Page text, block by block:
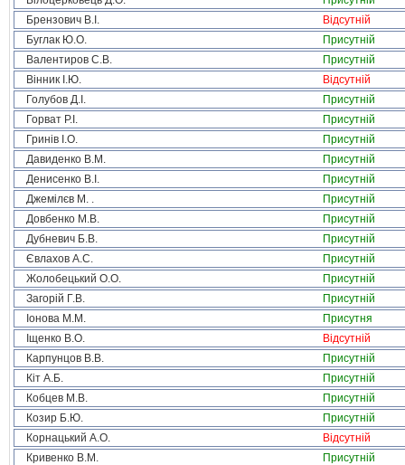
Брензович В.І.
Відсутній
Буглак Ю.О.
Присутній
Валентиров С.В.
Присутній
Вінник І.Ю.
Відсутній
Голубов Д.І.
Присутній
Горват Р.І.
Присутній
Гринів І.О.
Присутній
Давиденко В.М.
Присутній
Денисенко В.І.
Присутній
Джемілєв М. .
Присутній
Довбенко М.В.
Присутній
Дубневич Б.В.
Присутній
Євлахов А.С.
Присутній
Жолобецький О.О.
Присутній
Загорій Г.В.
Присутній
Іонова М.М.
Присутня
Іщенко В.О.
Відсутній
Карпунцов В.В.
Присутній
Кіт А.Б.
Присутній
Кобцев М.В.
Присутній
Козир Б.Ю.
Присутній
Корнацький А.О.
Відсутній
Кривенко В.М.
Присутній